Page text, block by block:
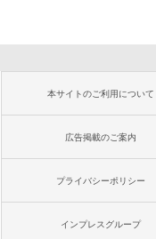
本サイトのご利用について
広告掲載のご案内
プライバシーポリシー
インプレスグループ